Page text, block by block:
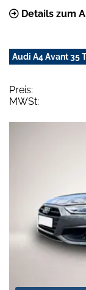
Details zum
Audi A4 Avant 35
Preis:
MWSt: